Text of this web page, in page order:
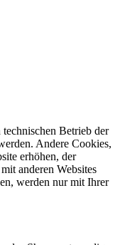
Betrieb der
Andere Cookies,
erhöhen, der
anderen Websites
werden nur mit Ihrer